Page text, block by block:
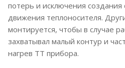
потерь и исключения создания
движения теплоносителя.
монтируется, чтобы в случае
захватывал малый контур и
нагрев ТТ прибора.